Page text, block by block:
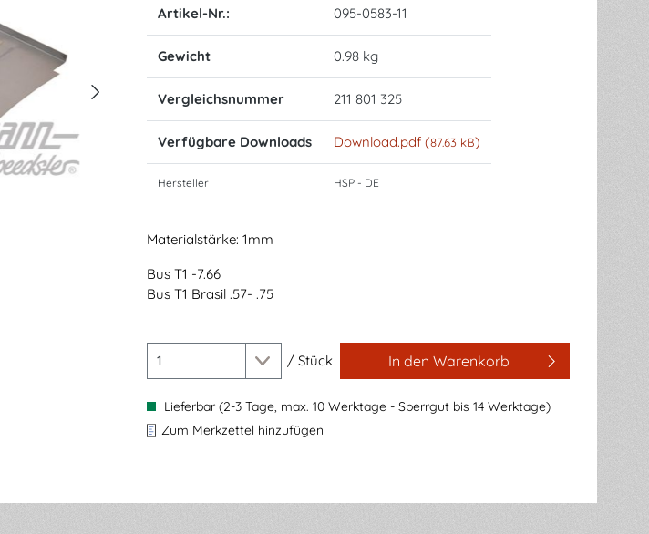
Artikel-Nr.: 095-0583-11
Gewicht 0.98 kg
Vergleichsnummer 211 801 325
Verfügbare Downloads Download.pdf (87.63 kB)
Hersteller HSP - DE
Materialstärke: 1mm
Bus T1 -7.66
Bus T1 Brasil .57- .75
/ Stück In den Warenkorb
Lieferbar (2-3 Tage, max. 10 Werktage - Sperrgut bis 14 Werktage)
Zum Merkzettel hinzufügen